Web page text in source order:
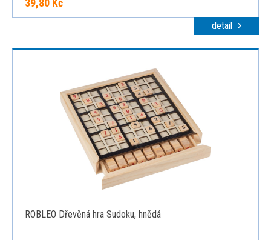
39,80 Kč
detail
ROBLEO Dřevěná hra Sudoku, hnědá